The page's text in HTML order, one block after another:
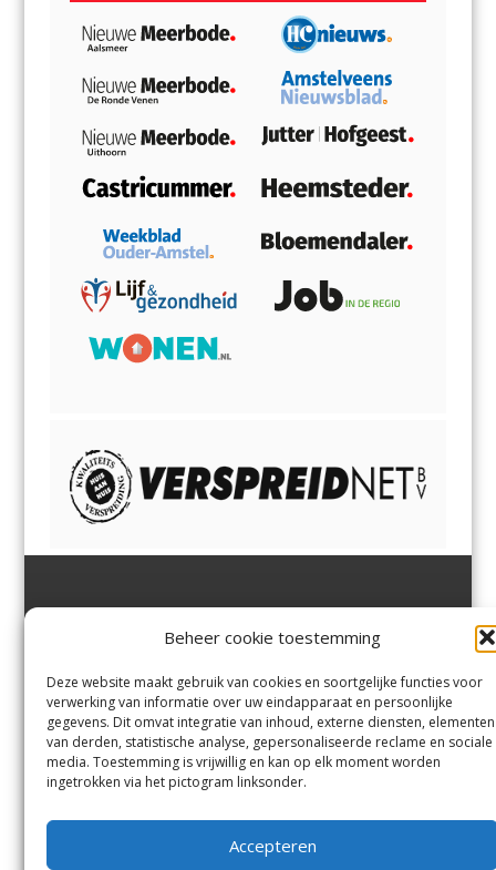
Beheer cookie toestemming
Deze website maakt gebruik van cookies en soortgelijke functies voor
verwerking van informatie over uw eindapparaat en persoonlijke
gegevens. Dit omvat integratie van inhoud, externe diensten, elementen
van derden, statistische analyse, gepersonaliseerde reclame en sociale
media. Toestemming is vrijwillig en kan op elk moment worden
ingetrokken via het pictogram linksonder.
Accepteren
Margadantstraat 34
0255-533900
info@jutter.nlofinfo@hofgee
st.nl
Velserbroek,Velsen-Zuid,
Zuid,Driehuisen
Spaarnwoude.
Contact
Andere uitgaven